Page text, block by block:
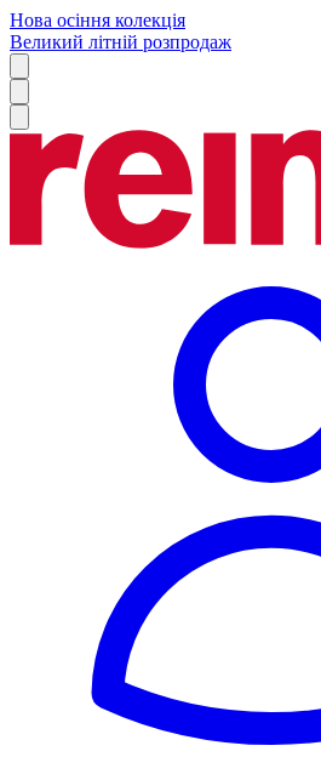
Нова осіння колекція
Великий літній розпродаж